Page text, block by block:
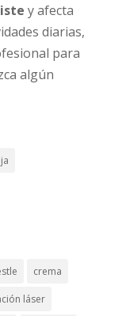
y afecta
diarias,
para
algún
crema
láser